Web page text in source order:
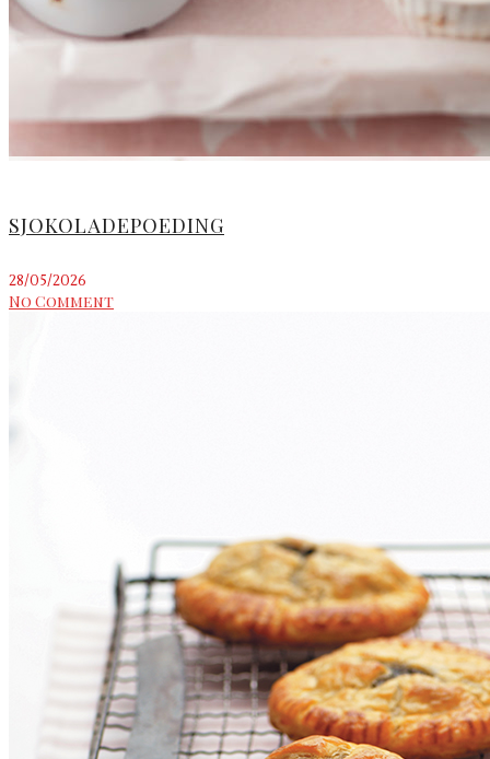
SJOKOLADEPOEDING
28/05/2026
No Comment